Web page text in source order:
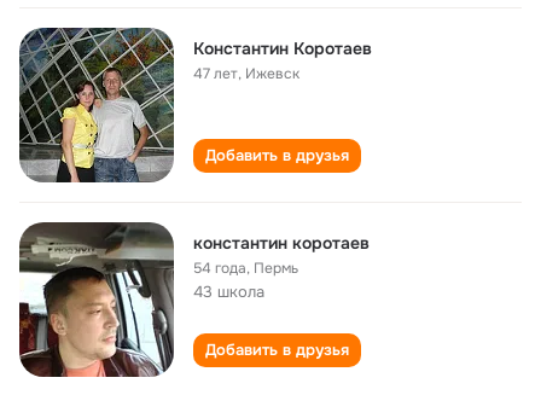
Константин Коротаев
47 лет, Ижевск
Добавить в друзья
константин коротаев
54 года, Пермь
43 школа
Добавить в друзья